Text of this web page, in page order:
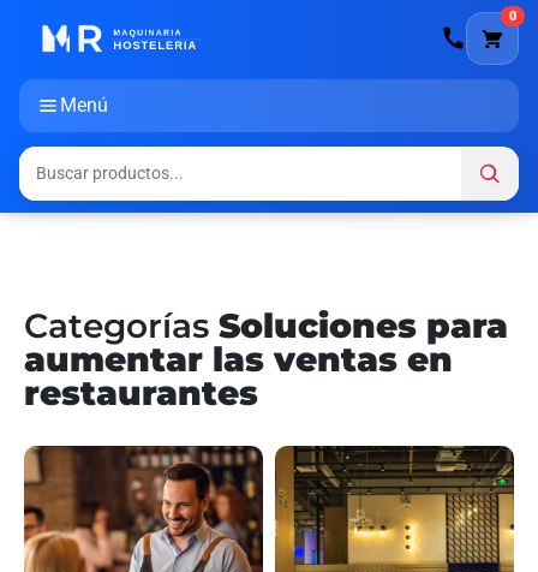
Menú
0
Categorías Soluciones para
aumentar las ventas en
restaurantes